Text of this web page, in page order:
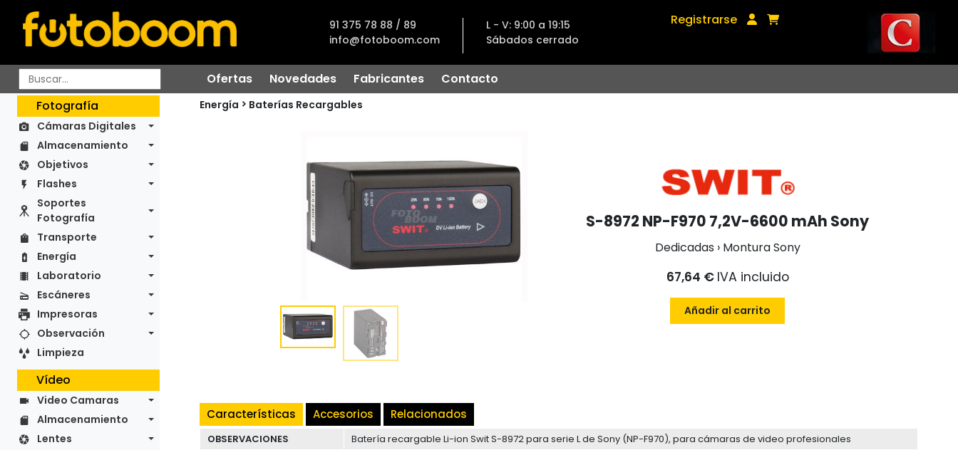
91 375 78 88 / 89
info@fotoboom.com
L - V: 9:00 a 19:15
Sábados cerrado
Registrarse
Ofertas Novedades Fabricantes
Contacto
Fotografía
Cámaras Digitales
Almacenamiento
Objetivos
Flashes
Soportes
Fotografía
Transporte
Energía
Laboratorio
Escáneres
Impresoras
Observación
Limpieza
Vídeo
Video Camaras
Almacenamiento
Lentes
Energía Baterías Recargables
S-8972 NP-F970 7,2V-6600 mAh Sony
Dedicadas › Montura Sony
67,64 € IVA incluido
Añadir al carrito
Características Accesorios Relacionados
OBSERVACIONES
Batería recargable Li-ion Swit S-8972 para serie L de Sony (NP-F970), para cámaras de video profesionales